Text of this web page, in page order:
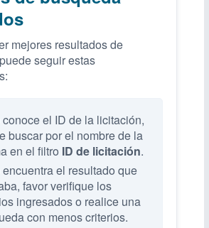
mejores resultados de
seguir estas
conoce el ID de la licitación,
buscar por el nombre de la
en el filtro ID de licitación.
encuentra el resultado que
favor verifique los
ingresados o realice una
con menos criterios.